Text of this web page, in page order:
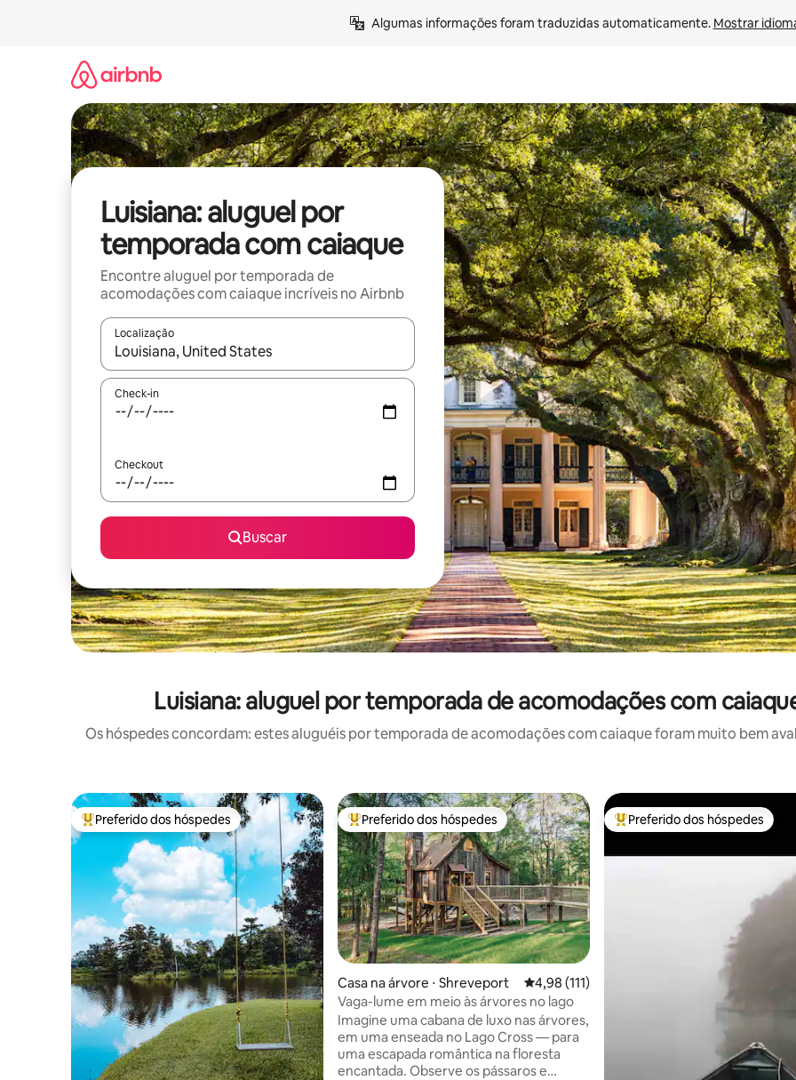
Algumas informações foram traduzidas automaticamente. Mostrar
Luisiana: aluguel por
temporada com caiaque
Encontre aluguel por temporada de
acomodações com caiaque incríveis no Airbnb
Localização
Quando os resultados estiverem disponíveis, explore-os usando as seta para cima e para baixo do teclado ou tocando
Check-in
Checkout
Buscar
Luisiana: aluguel por temporada de acomodações com
Os hóspedes concordam: estes aluguéis por temporada de acomodações com caiaque foram muito bem
Entre os melhores preferidos dos hóspedes
Preferido dos hóspedes Entre os melhores preferidos dos hóspedes
Preferido dos hóspedes
Casa na árvore ⋅ Shreveport 4,98 de uma avaliação média de 5, 111
4,98 (111)
Vaga-lume em meio às árvores no lago
Imagine uma cabana de luxo nas árvores,
em uma enseada no Lago Cross — para
uma escapada romântica na floresta
encantada. Observe os pássaros e
Entre os melhores preferidos
Preferido dos hóspedes